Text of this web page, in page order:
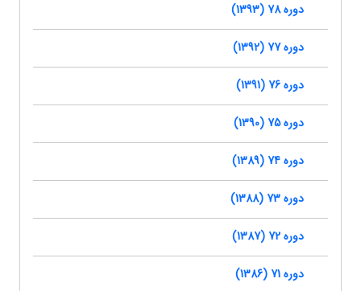
دوره 78 (1393)
دوره 77 (1392)
دوره 76 (1391)
دوره 75 (1390)
دوره 74 (1389)
دوره 73 (1388)
دوره 72 (1387)
دوره 71 (1386)